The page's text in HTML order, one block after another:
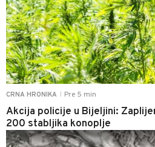
CRNA HRONIKA Pre 5 min
Akcija policije u Bijeljini:
200 stabljika konoplje